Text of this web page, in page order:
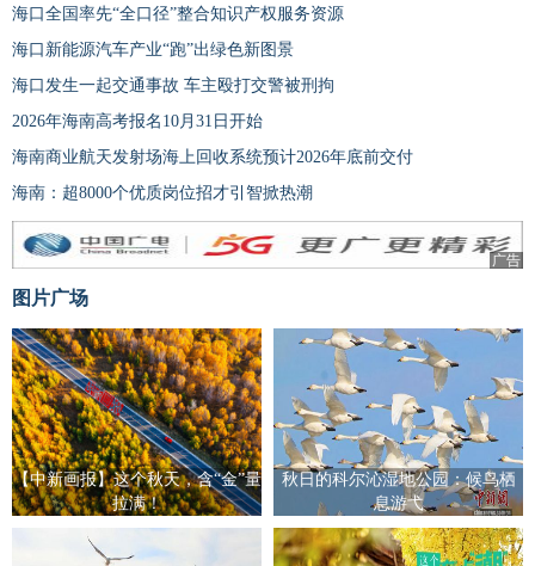
海口全国率先“全口径”整合知识产权服务资源
海口新能源汽车产业“跑”出绿色新图景
海口发生一起交通事故 车主殴打交警被刑拘
2026年海南高考报名10月31日开始
海南商业航天发射场海上回收系统预计2026年底前交付
海南：超8000个优质岗位招才引智掀热潮
广告
图片广场
【中新画报】这个秋天，含“金”量
拉满！
秋日的科尔沁湿地公园：候鸟栖
息游弋